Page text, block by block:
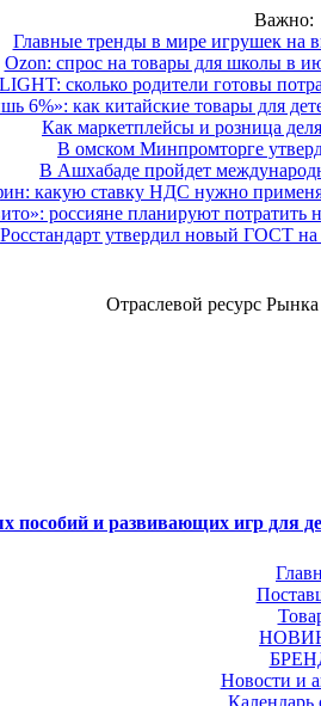
Важно:
Главные тренды в мире игрушек на
Ozon: спрос на товары для школы в
сколько родители готовы
6%»: как китайские товары для
Как маркетплейсы и розница
В омском Минпромторге
В Ашхабаде пройдет
какую ставку НДС нужно
россияне планируют потратить
Росстандарт утвердил новый ГОСТ
Отраслевой ресурс
пособий и развивающих игр для
Новости и
Календарь